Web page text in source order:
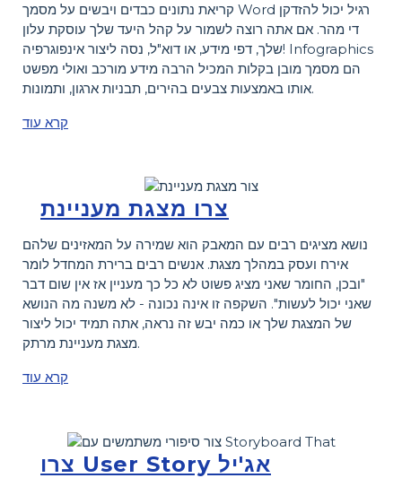
קריאת נתונים כבדים ויבשים על מסמך Word רגיל יכול להזדקן
די מהר. אם אתה רוצה לשמור על קהל היעד שלך עוסקת עלון
שלך, דפי מידע, או דוא"ל, נסה ליצור אינפוגרפיה! Infographics
הם מסמך מובן בקלות המכיל הרבה מידע מורכב ואולי מפשט
אותו באמצעות צבעים בהירים, תבניות ארגון, ותמונות.
קרא עוד
צרו מצגת מעניינת
נושא מציגים רבים עם המאבק הוא שמירה על המאזינים שלהם
אירח ועסק במהלך מצגת. אנשים רבים ברירת המחדל לומר
"ובכן, החומר שאני מציג פשוט לא כל כך מעניין אז אין שום דבר
שאני יכול לעשות". השקפה זו אינה נכונה - לא משנה מה הנושא
של המצגת שלך או כמה יבש זה נראה, אתה תמיד יכול ליצור
מצגת מעניינת מרתק.
קרא עוד
צרו User Story אג'יל